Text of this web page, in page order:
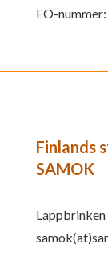
FO-
Finlands
SAMOK
Lappbrinken